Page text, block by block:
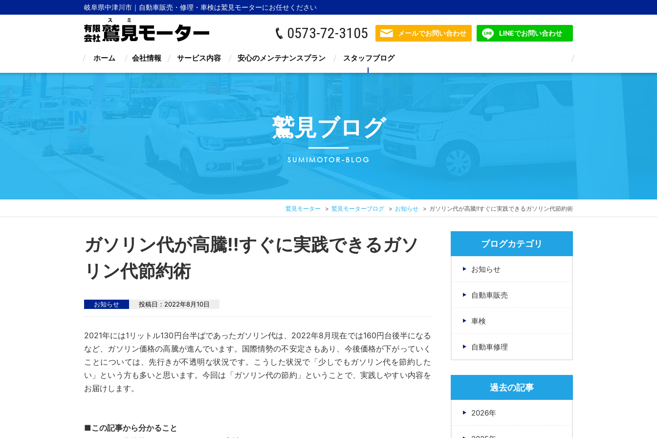
岐阜県中津川市｜自動車販売・修理・車検は鷲見モーターにお任せください
0573-72-3105 メールでお問い合わせ LINEでお問い合わせ
ホーム 会社情報 サービス内容 安心のメンテナンスプラン スタッフブログ
鷲見ブログ
SUMIMOTOR-BLOG
鷲見モーター 鷲見モーターブログ お知らせ ガソリン代が高騰!!すぐに実践できるガソリン代節約術
ガソリン代が高騰!!すぐに実践できるガソ
リン代節約術
お知らせ 投稿日： 2022年8月10日
2021年には1リットル130円台半ばであったガソリン代は、2022年8月現在では160円台後半になる
など、ガソリン価格の高騰が進んでいます。国際情勢の不安定さもあり、今後価格が下がっていく
ことについては、先行きが不透明な状況です。こうした状況で「少しでもガソリン代を節約した
い」という方も多いと思います。今回は「ガソリン代の節約」ということで、実践しやすい内容を
お届けします。
■この記事から分かること
ブログカテゴリ
お知らせ
自動車販売
車検
自動車修理
過去の記事
2026年